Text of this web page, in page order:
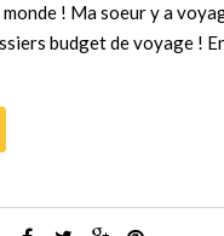
! Ma soeur y a
budget de voyage !